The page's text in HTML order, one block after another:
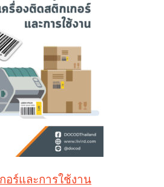
อร์และการใช้งาน